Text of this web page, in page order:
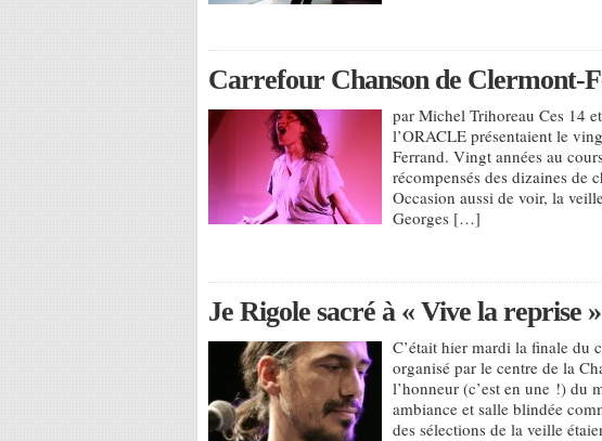
Carrefour Chanson de Clermont-
par Michel Trihoreau Ces 14
l’ORACLE présentaient le
Ferrand. Vingt années au
récompensés des dizaines de
Occasion aussi de voir, la
Georges […]
Je Rigole sacré à « Vive la reprise
C’était hier mardi la finale du
organisé par le centre de la
l’honneur (c’est en une !) du
ambiance et salle blindée
des sélections de la veille